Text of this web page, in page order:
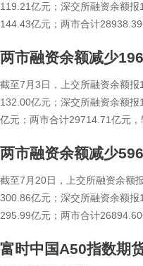
119.21亿元；深交所融资余额
144.43亿元；两市合计
两市融资余额减少
截至7月3日，上交所融资余额
132.00亿元；深交所融资余额
亿元；两市合计29714.71亿元，
两市融资余额减少
截至7月20日，上交所融资余额
300.86亿元；深交所融资余额
295.99亿元；两市合计
富时中国A50指数期